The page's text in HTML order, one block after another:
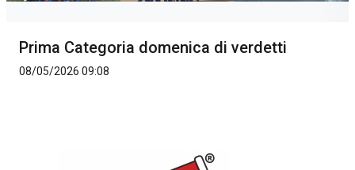
Prima Categoria domenica di verdetti
08/05/2026 09:08